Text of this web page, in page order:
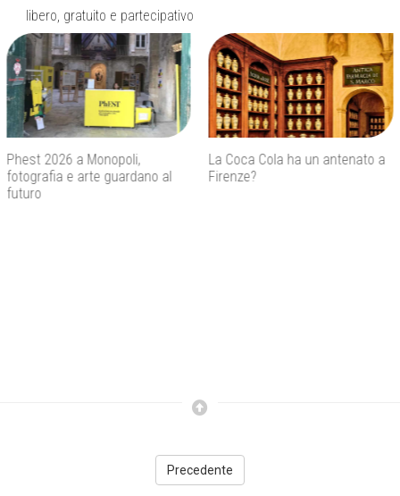
libero, gratuito e partecipativo
La Coca Cola ha un antenato a
Firenze?
Agenti IA e sicurezza, quando
l’autonomia diventa un rischio
Precedente